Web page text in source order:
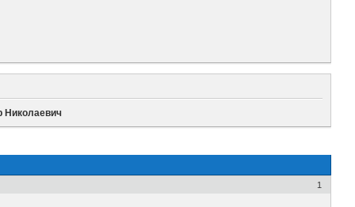
Николаевич
1